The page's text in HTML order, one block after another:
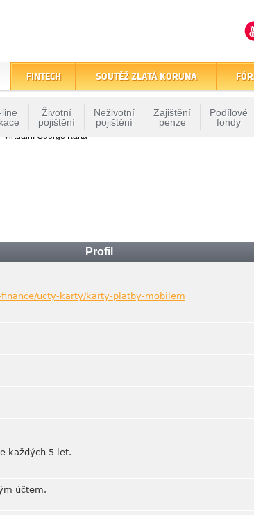
Životní
pojištění
Neživotní
pojištění
Zajištění
penze
Podílové
fondy
FINTECH SOUTĚŽ ZLATÁ KORUNA
Virtuální George Karta
Profil
finance/ucty-karty/karty-platby-mobilem
každých 5 let.
účtem.